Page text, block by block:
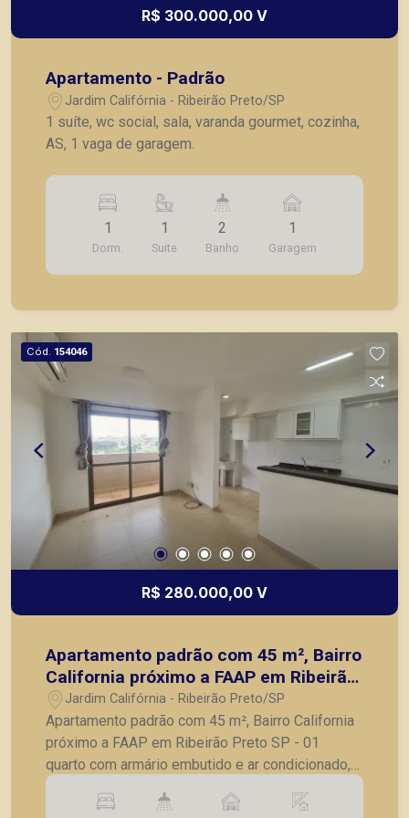
R$ 300.000,00 V
Apartamento - Padrão
Jardim Califórnia - Ribeirão Preto/SP
1 suíte, wc social, sala, varanda gourmet, cozinha,
AS, 1 vaga de garagem.
1
Dorm.
1
Suite
2
Banho
1
Garagem
Cód. 154046
R$ 280.000,00 V
Apartamento padrão com 45 m², Bairro
California próximo a FAAP em Ribeirão
Preto SP
Jardim Califórnia - Ribeirão Preto/SP
Apartamento padrão com 45 m², Bairro California
próximo a FAAP em Ribeirão Preto SP - 01
quarto com armário embutido e ar condicionado, -
banheiro social, - sala ampla, - varanda, - cozinha
americana planejada, - lavanderia, - 01 vaga de